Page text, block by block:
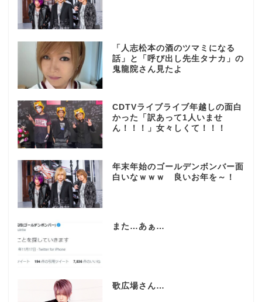
「人志松本の酒のツマミになる
話」と「呼び出し先生タナカ」の
鬼龍院さん見たよ
CDTVライブライブ年越しの面白
かった「訳あって1人いませ
ん！！！」女々しくて！！！
年末年始のゴールデンボンバー面
白いなｗｗｗ 良いお年を～！
また…あぁ…
歌広場さん…